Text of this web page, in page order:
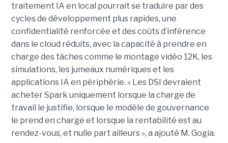
traitement IA en local pourrait se traduire par des
cycles de développement plus rapides, une
confidentialité renforcée et des coûts d’inférence
dans le cloud réduits, avec la capacité à prendre en
charge des tâches comme le montage vidéo 12K, les
simulations, les jumeaux numériques et les
applications IA en périphérie. « Les DSI devraient
acheter Spark uniquement lorsque la charge de
travail le justifie, lorsque le modèle de gouvernance
le prend en charge et lorsque la rentabilité est au
rendez-vous, et nulle part ailleurs », a ajouté M. Gogia.